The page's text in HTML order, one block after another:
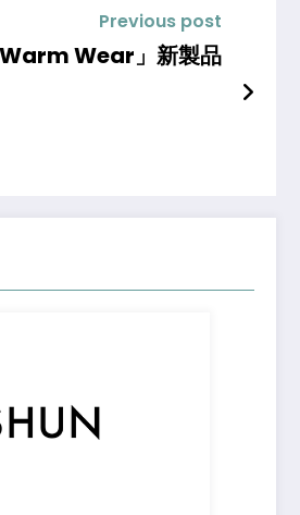
Previous post
Wear」新製品